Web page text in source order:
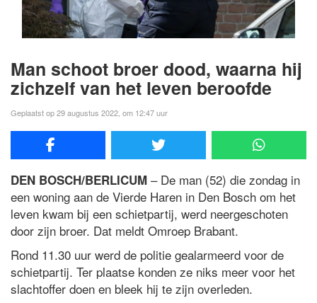
Man schoot broer dood, waarna hij
zichzelf van het leven beroofde
Geplaatst op 29 augustus 2022, om 12:47 uur
DEN BOSCH/BERLICUM – De man (52) die zondag in
een woning aan de Vierde Haren in Den Bosch om het
leven kwam bij een schietpartij, werd neergeschoten
door zijn broer. Dat meldt Omroep Brabant.
Rond 11.30 uur werd de politie gealarmeerd voor de
schietpartij. Ter plaatse konden ze niks meer voor het
slachtoffer doen en bleek hij te zijn overleden.